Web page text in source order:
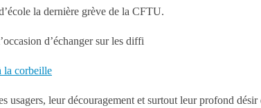
la dernière grève de la CFTU.
d’échanger sur les diffi
la corbeille
usagers, leur découragement et surtout leur profond